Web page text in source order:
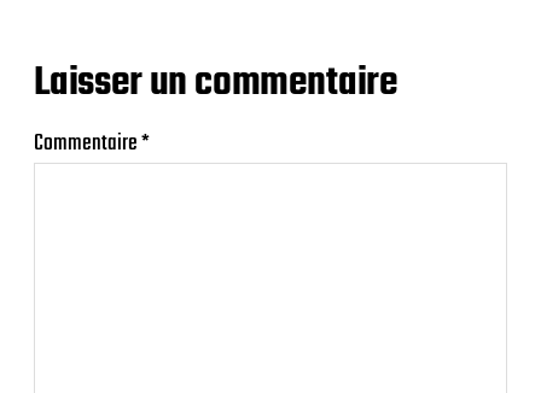
Laisser un commentaire
Commentaire*